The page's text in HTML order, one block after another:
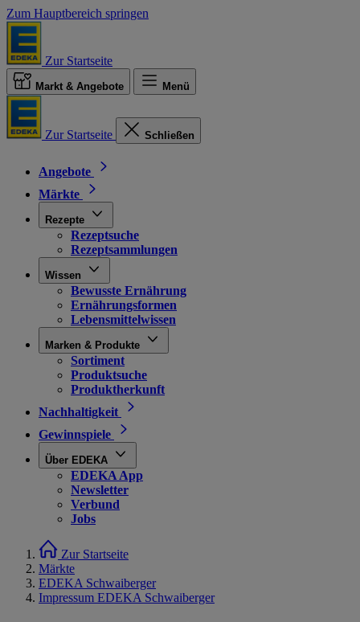
Zum Hauptbereich springen
Zur Startseite
Markt & Angebote Menü
Zur Startseite Schließen
Angebote
Märkte
Rezepte
Rezeptsuche
Rezeptsammlungen
Wissen
Bewusste Ernährung
Ernährungsformen
Lebensmittelwissen
Marken & Produkte
Sortiment
Produktsuche
Produktherkunft
Nachhaltigkeit
Gewinnspiele
Über EDEKA
EDEKA App
Newsletter
Verbund
Jobs
Zur Startseite
Märkte
EDEKA Schwaiberger
Impressum EDEKA Schwaiberger